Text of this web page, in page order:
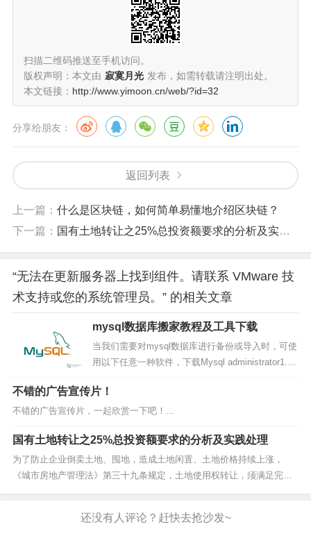
扫描二维码推送至手机访问。
版权声明：本文由 寂寞月光 发布，如需转载请注明出处。
本文链接： http://www.yimoon.cn/web/?id=32
分享给朋友：
返回列表
上一篇： 什么是区块链，如何简单易懂地介绍区块链？
下一篇： 国有土地转让之25%总投资额要求的分析及实践处理
“无法在更新服务器上找到组件。请联系 VMware 技
术支持或您的系统管理员。” 的相关文章
mysql数据库搬家教程及工具下载
当我们需要对mysql数据库进行备份或导入时，可使
用以下任意一种软件，下载Mysql administrator1.15
(适于所有版本，英文版.推荐） 下载Sqlyog6.03>>
(适于所有版本，英文版） 下载Sqlyog3.62>> (适于
mysql4.1及以下版本，中...
不错的广告宣传片！
不错的广告宣传片，一起欣赏一下吧！...
国有土地转让之25%总投资额要求的分析及实践处理
为了防止企业倒卖土地、囤地，造成土地闲置、土地价格持续上涨，
《城市房地产管理法》第三十九条规定，土地使用权转让，须满足完成
《城市房地产管理法》第三十九条规定的操作。就此，本文拟...